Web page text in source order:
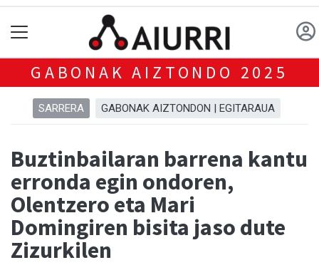
GABONAK AIZTONDO 2025
SARRERA GABONAK AIZTONDON | EGITARAUA
Buztinbailaran barrena kantu
erronda egin ondoren,
Olentzero eta Mari
Domingiren bisita jaso dute
Zizurkilen